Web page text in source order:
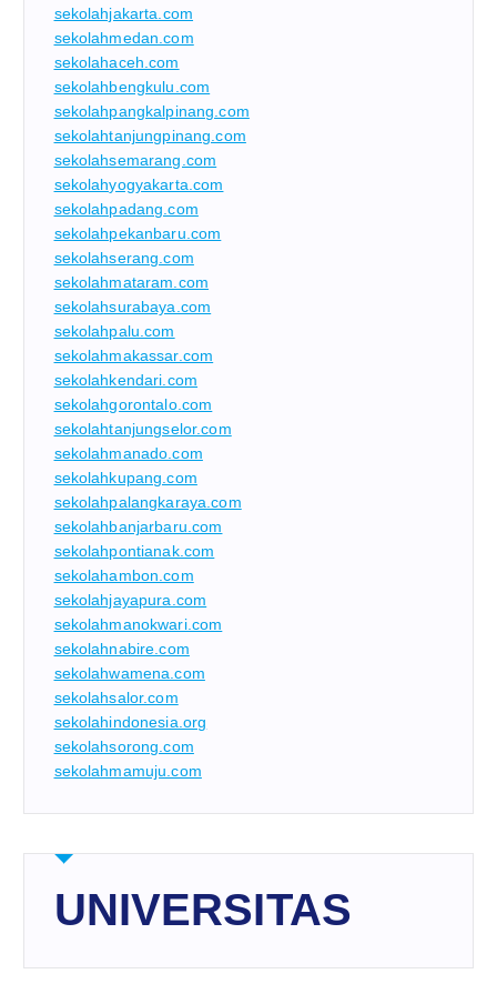
sekolahjakarta.com
sekolahmedan.com
sekolahaceh.com
sekolahbengkulu.com
sekolahpangkalpinang.com
sekolahtanjungpinang.com
sekolahsemarang.com
sekolahyogyakarta.com
sekolahpadang.com
sekolahpekanbaru.com
sekolahserang.com
sekolahmataram.com
sekolahsurabaya.com
sekolahpalu.com
sekolahmakassar.com
sekolahkendari.com
sekolahgorontalo.com
sekolahtanjungselor.com
sekolahmanado.com
sekolahkupang.com
sekolahpalangkaraya.com
sekolahbanjarbaru.com
sekolahpontianak.com
sekolahambon.com
sekolahjayapura.com
sekolahmanokwari.com
sekolahnabire.com
sekolahwamena.com
sekolahsalor.com
sekolahindonesia.org
sekolahsorong.com
sekolahmamuju.com
UNIVERSITAS